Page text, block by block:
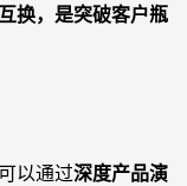
换，是突破客户瓶
以通过深度产品演